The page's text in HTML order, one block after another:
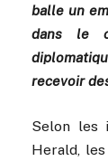
balle un
dans le
recevoir
Selon les
Herald,